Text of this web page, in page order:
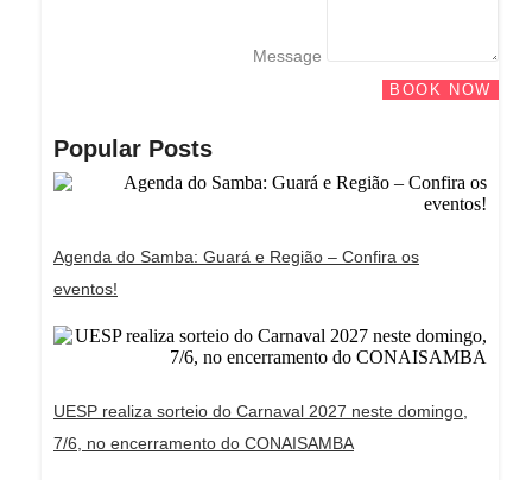
Message
BOOK NOW
Popular Posts
Agenda do Samba: Guará e Região – Confira os
eventos!
UESP realiza sorteio do Carnaval 2027 neste domingo,
7/6, no encerramento do CONAISAMBA